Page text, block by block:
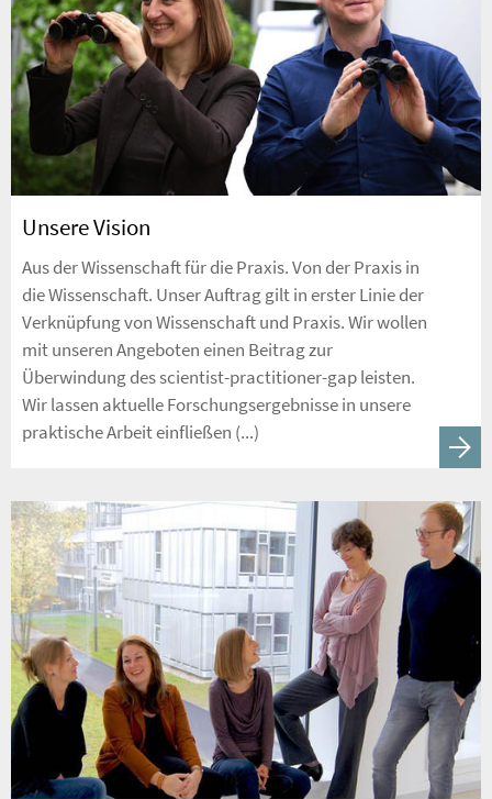
Unsere Vision
Aus der Wissenschaft für die Praxis. Von der Praxis in
die Wissenschaft. Unser Auftrag gilt in erster Linie der
Verknüpfung von Wissenschaft und Praxis. Wir wollen
mit unseren Angeboten einen Beitrag zur
Überwindung des scientist-practitioner-gap leisten.
Wir lassen aktuelle Forschungsergebnisse in unsere
praktische Arbeit einfließen (...)